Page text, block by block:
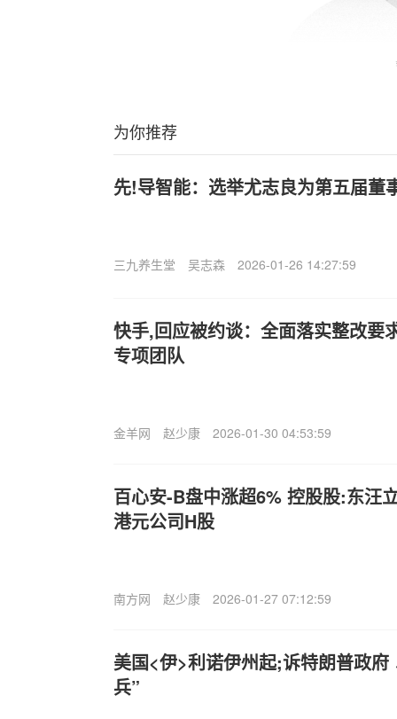
为你推荐
先!导智能：选举尤志良为第五届董
三九养生堂 吴志森 2026-01-26 14:27:59
快手,回应被约谈：全面落实整改要
专项团队
金羊网 赵少康 2026-01-30 04:53:59
百心安-B盘中涨超6% 控股股:东汪
港元公司H股
南方网 赵少康 2026-01-27 07:12:59
美国<伊>利诺伊州起;诉特朗普政府
兵”